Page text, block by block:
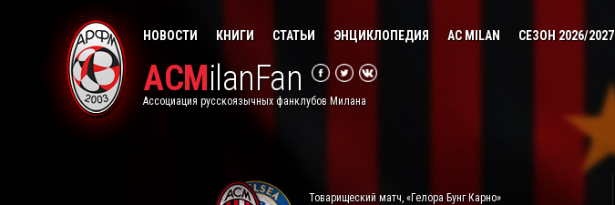
НОВОСТИ КНИГИ СТАТЬИ ЭНЦИКЛОПЕДИЯ AC MILAN СЕЗОН 2026/2027
ACMilanFan
Ассоциация русскоязычных фанклубов Милана
Товарищеский матч, «Гелора Бунг Карно»